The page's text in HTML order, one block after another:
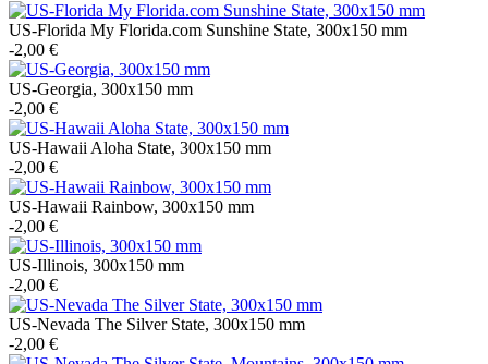
US-Florida My Florida.com Sunshine State, 300x150 mm
-2,00 €
US-Georgia, 300x150 mm
-2,00 €
US-Hawaii Aloha State, 300x150 mm
-2,00 €
US-Hawaii Rainbow, 300x150 mm
-2,00 €
US-Illinois, 300x150 mm
-2,00 €
US-Nevada The Silver State, 300x150 mm
-2,00 €